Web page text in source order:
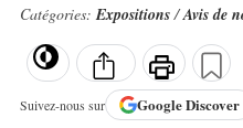
Catégories:Expositions/Avis de
Suivez-nous sur GoogleDiscover